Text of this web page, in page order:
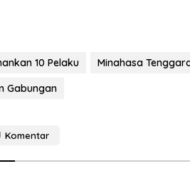
10 Pelaku Minahasa
Gabungan
Komentar